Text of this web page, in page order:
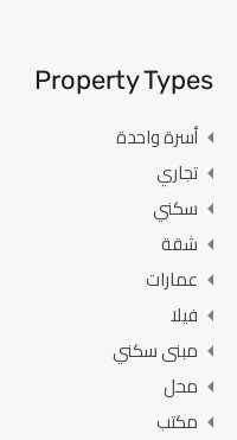
Property Types
أسرة واحدة
تجاري
سكني
شقة
عمارات
فيلا
مبنى سكني
محل
مكتب